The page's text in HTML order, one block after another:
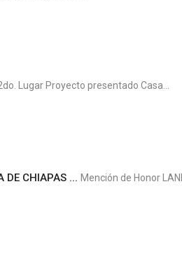
Lugar Proyecto presentado Casa...
DE CHIAPAS ... Mención de Honor